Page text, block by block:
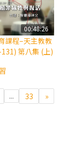
期避靜】—「福
期避靜】—匝凱
」匝凱
期避靜】—「轉
00:48:26
課程–天主教教
第八集 (上)
... 33 »